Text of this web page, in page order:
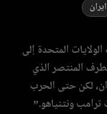
ايران
المتحدة إلى
المنتصر الذي
لكن حتى الحرب
ونتنياهو.”